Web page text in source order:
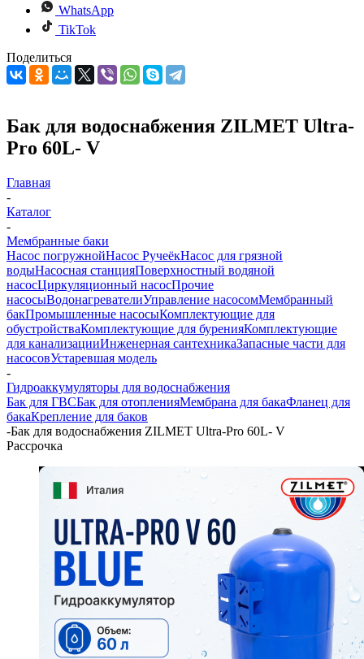
WhatsApp
TikTok
Поделиться
Бак для водоснабжения ZILMET Ultra-
Pro 60L- V
Главная
-
Каталог
-
Мембранные баки
Насос погружнойНасос РучеёкНасос для грязной
водыНасосная станцияПоверхностный водяной
насосЦиркуляционный насосПрочие
насосыВодонагревателиУправление насосомМембранный
бакПромышленные насосыКомплектующие для
обустройстваКомплектующие для буренияКомплектующие
для канализацииИнженерная сантехникаЗапасные части для
насосовУстаревшая модель
-
Гидроаккумуляторы для водоснабжения
Бак для ГВСБак для отопленияМембрана для бакаФланец для
бакаКрепление для баков
-Бак для водоснабжения ZILMET Ultra-Pro 60L- V
Рассрочка